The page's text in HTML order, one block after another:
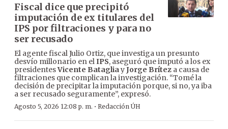
Fiscal dice que precipitó
imputación de ex titulares del
IPS por filtraciones y para no
ser recusado
El agente fiscal Julio Ortiz, que investiga un presunto
desvío millonario en elIPS, aseguró que imputó a los ex
presidentesVicente BatagliayJorge Brítez a causa de
filtraciones que complican la investigación. “Tomé la
decisión de precipitar la imputación porque, si no, ya iba
a ser recusado seguramente”, expresó.
Agosto 5, 2026 12:08 p. m. · Redacción ÚH